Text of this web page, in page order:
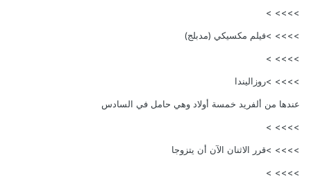
>>>> >
>>>> >فيلم مكسيكي (مدبلج)
>>>> >
>>>> >روزاليندا
عندها من ألفريد خمسة أولاد وهي حامل في السادس
>>>> >
>>>> >قرر الاثنان الآن أن يتزوجا
>>>> >